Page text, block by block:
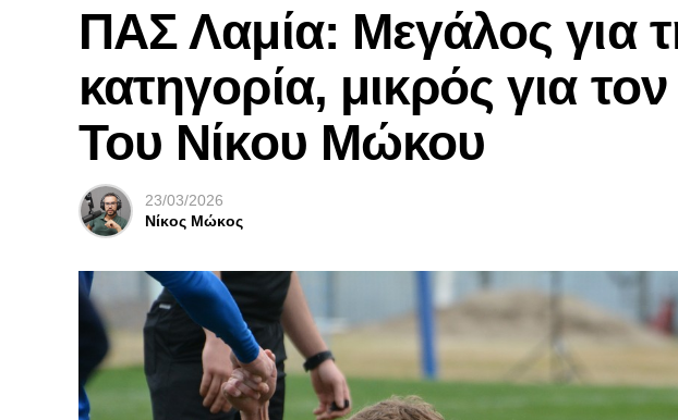
ΠΑΣ Λαμία: Μεγάλος για
κατηγορία, μικρός για
Του Νίκου Μώκου
23/03/2026
Νίκος Μώκος